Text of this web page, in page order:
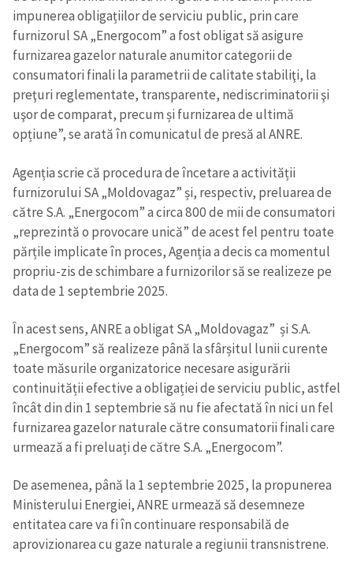
impunerea obligațiilor de serviciu public, prin care
furnizorul SA „Energocom” a fost obligat să asigure
furnizarea gazelor naturale anumitor categorii de
consumatori finali la parametrii de calitate stabiliţi, la
preţuri reglementate, transparente, nediscriminatorii şi
uşor de comparat, precum și furnizarea de ultimă
opțiune”, se arată în comunicatul de presă al ANRE.
Agenția scrie că procedura de încetare a activității
furnizorului SA „Moldovagaz” și, respectiv, preluarea de
către S.A. „Energocom” a circa 800 de mii de consumatori
„reprezintă o provocare unică” de acest fel pentru toate
părțile implicate în proces, Agenția a decis ca momentul
propriu-zis de schimbare a furnizorilor să se realizeze pe
data de 1 septembrie 2025.
În acest sens, ANRE a obligat SA „Moldovagaz” și S.A.
„Energocom” să realizeze până la sfârșitul lunii curente
toate măsurile organizatorice necesare asigurării
continuității efective a obligației de serviciu public, astfel
încât din din 1 septembrie să nu fie afectată în nici un fel
furnizarea gazelor naturale către consumatorii finali care
urmează a fi preluați de către S.A. „Energocom”.
De asemenea, până la 1 septembrie 2025, la propunerea
Ministerului Energiei, ANRE urmează să desemneze
entitatea care va fi în continuare responsabilă de
aprovizionarea cu gaze naturale a regiunii transnistrene.